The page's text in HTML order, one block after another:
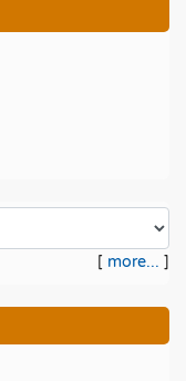
[ more... ]